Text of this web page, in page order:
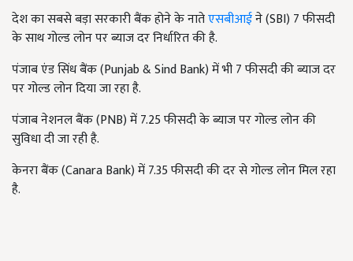
देश का सबसे बड़ा सरकारी बैंक होने के नातेएसबीआईने (SBI) 7फीसदी
के साथ गोल्ड लोन पर ब्याज दर निर्धारित की है.
पंजाब एंड सिंध बैंक (Punjab & Sind Bank)मेंभी 7फीसदी की ब्याज दर
पर गोल्ड लोन दिया जा रहा है.
पंजाब नेशनल बैंक (PNB) में 7.25फीसदी के ब्याज पर गोल्ड लोन की
सुविधा दी जा रही है.
केनरा बैंक (Canara Bank) में 7.35फीसदी की दर से गोल्ड लोन मिल रहा
है.